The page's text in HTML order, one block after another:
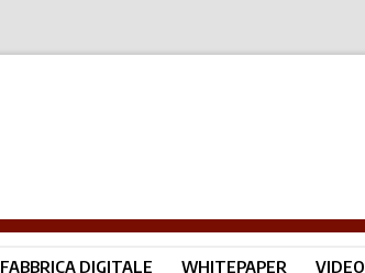
FABBRICA DIGITALE WHITEPAPER VIDEO